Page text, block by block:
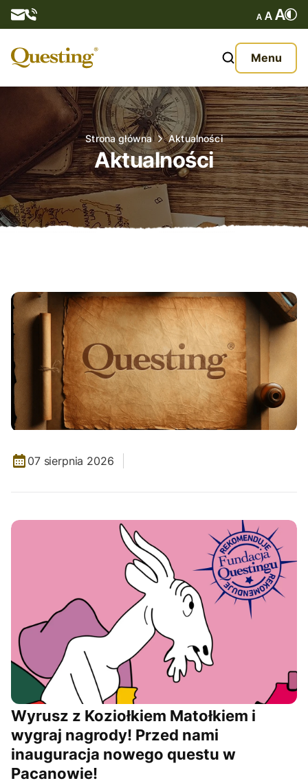
Menu
O nas
Oferta
Aktualności
Kontakt
Strona główna Aktualności
Aktualności
07 sierpnia 2026
Wyrusz z Koziołkiem Matołkiem i
wygraj nagrody! Przed nami
inauguracja nowego questu w
Pacanowie!